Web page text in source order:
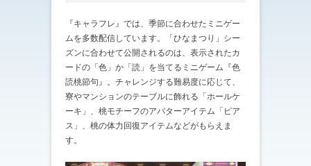
『キャラフレ』では、季節に合わせたミニゲー
ムを多数配信しています。「ひなまつり」シー
ズンに合わせて公開されるのは、表示されたカ
ードの「色」か「読」を当てるミニゲーム『色
読桃節句』。チャレンジする難易度に応じて、
寮やマンションのテーブルに飾れる「ホールケ
ーキ」、桃モチーフのアバターアイテム「ピア
ス」、桃の体力回復アイテムなどがもらえま
す。